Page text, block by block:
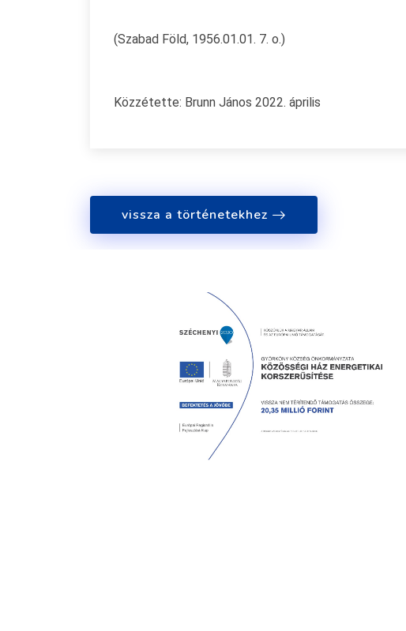
(Szabad Föld, 1956.01.01. 7. o.)
Közzétette: Brunn János 2022. április
vissza a történetekhez